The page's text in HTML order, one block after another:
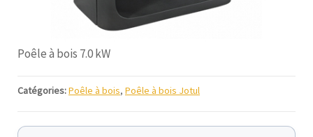
Poêle à bois 7.0 kW
Catégories:Poêle à bois, Poêle à bois Jotul